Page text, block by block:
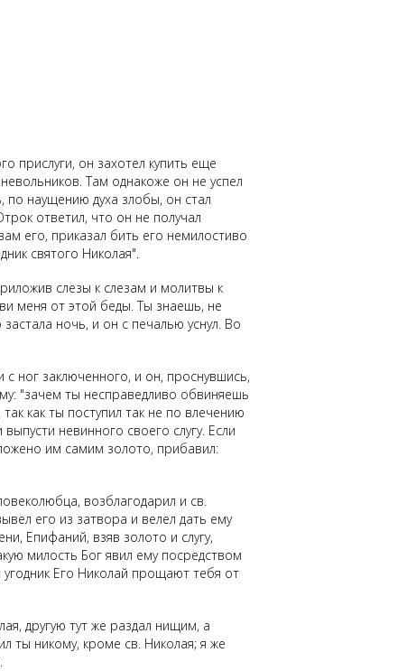
прислуги, он захотел купить еще
Там однакоже он не успел
по наущению духа злобы, он стал
ответил, что он не получал
его, приказал бить его немилостиво
святого Николая".
слезы к слезам и молитвы к
меня от этой беды. Ты знаешь, не
ночь, и он с печалью уснул. Во
ног заключенного, и он, проснувшись,
"зачем ты несправедливо обвиняешь
как ты поступил так не по влечению
невинного своего слугу. Если
им самим золото, прибавил:
возблагодарил и св.
его из затвора и велел дать ему
Епифаний, взяв золото и слугу,
милость Бог явил ему посредством
угодник Его Николай прощают тебя от
другую тут же раздал нищим, а
ты никому, кроме св. Николая; я же